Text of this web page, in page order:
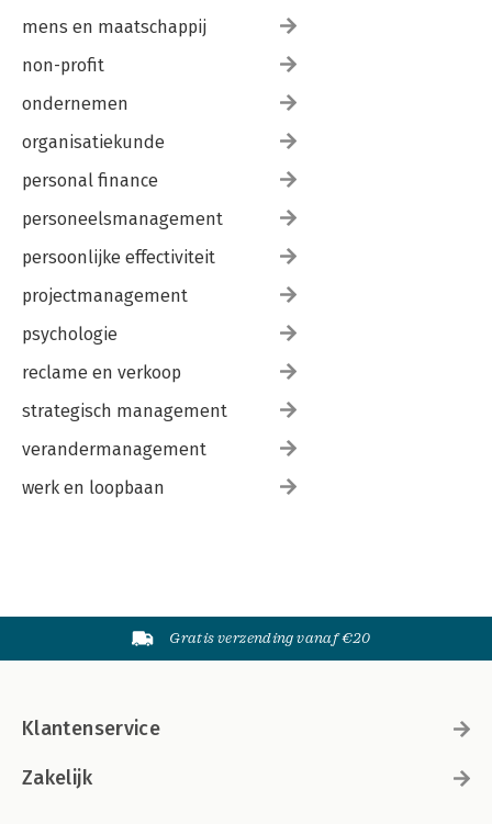
mens en maatschappij
non-profit
ondernemen
organisatiekunde
personal finance
personeelsmanagement
persoonlijke effectiviteit
projectmanagement
psychologie
reclame en verkoop
strategisch management
verandermanagement
werk en loopbaan
Gratis verzending vanaf €20
Klantenservice
Zakelijk